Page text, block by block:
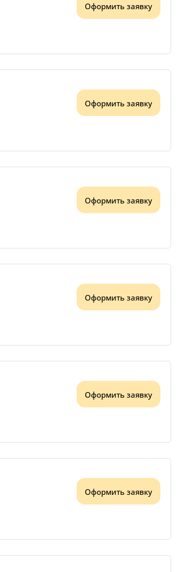
Оформить заявку
Оформить заявку
Оформить заявку
Оформить заявку
Оформить заявку
Оформить заявку